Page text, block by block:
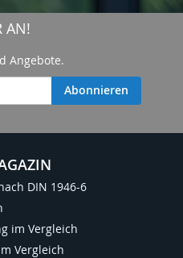
AN!
Angebote.
Abonnieren
DIN 1946-6
im Vergleich
Vergleich